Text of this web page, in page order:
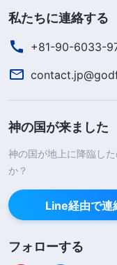
私たちに連絡する
+81-90-6033-
神の国が来ました
神の国が地上に降臨し
か？
Line経由で連
フォローする